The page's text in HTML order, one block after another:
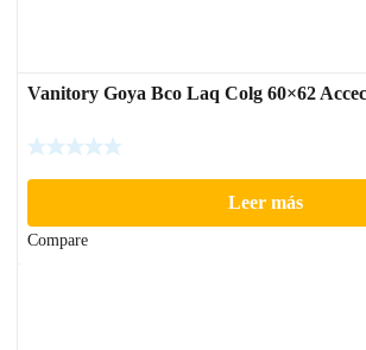
Vanitory Goya Bco Laq Colg 60×62
Leer más
Compare